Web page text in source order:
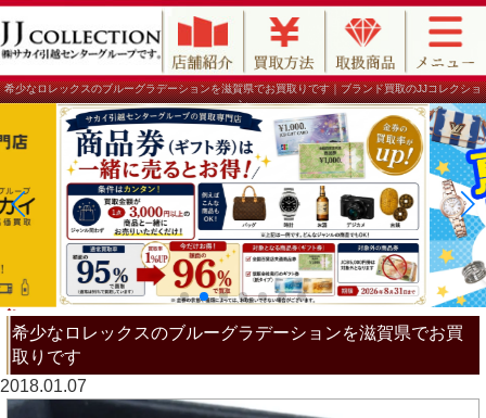
希少なロレックスのブルーグラデーションを滋賀県でお買取りです｜ブランド買取のJJコレクショ
ン
希少なロレックスのブルーグラデーションを滋賀県でお買
取りです
2018.01.07